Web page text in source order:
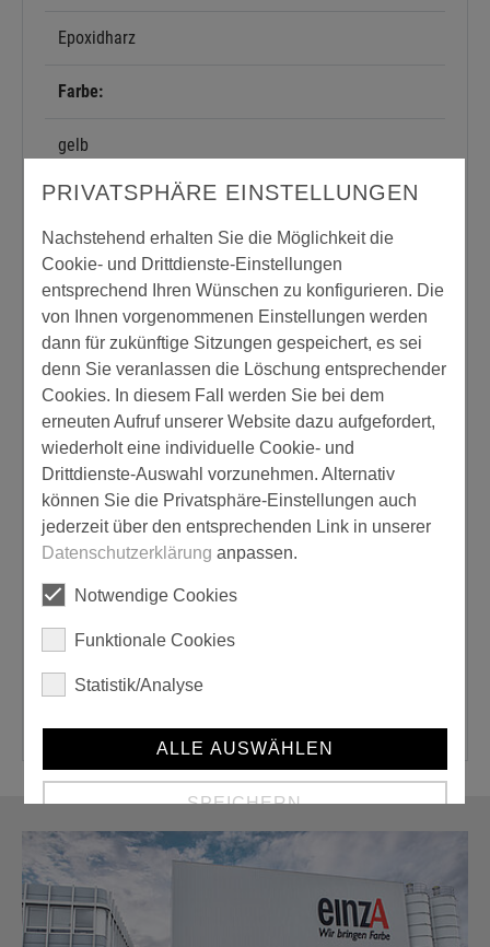
Epoxidharz
Farbe:
gelb
Dichte:
1,100 g/cm³
Verbrauch:
von 200,00 bis 500,00 g/m²
2-Komponenten-Produkt:
ja
Produkttyp:
Gebrauchsfertig:
nein
PRIVATSPHÄRE EINSTELLUNGEN
Nachstehend erhalten Sie die Möglichkeit die
Cookie- und Drittdienste-Einstellungen
entsprechend Ihren Wünschen zu konfigurieren. Die
von Ihnen vorgenommenen Einstellungen werden
dann für zukünftige Sitzungen gespeichert, es sei
denn Sie veranlassen die Löschung entsprechender
Cookies. In diesem Fall werden Sie bei dem
erneuten Aufruf unserer Website dazu aufgefordert,
wiederholt eine individuelle Cookie- und
Drittdienste-Auswahl vorzunehmen. Alternativ
können Sie die Privatsphäre-Einstellungen auch
jederzeit über den entsprechenden Link in unserer
Datenschutzerklärung anpassen.
Notwendige Cookies
Funktionale Cookies
Statistik/Analyse
ALLE AUSWÄHLEN
SPEICHERN
Details anzeigen
Datenschutz